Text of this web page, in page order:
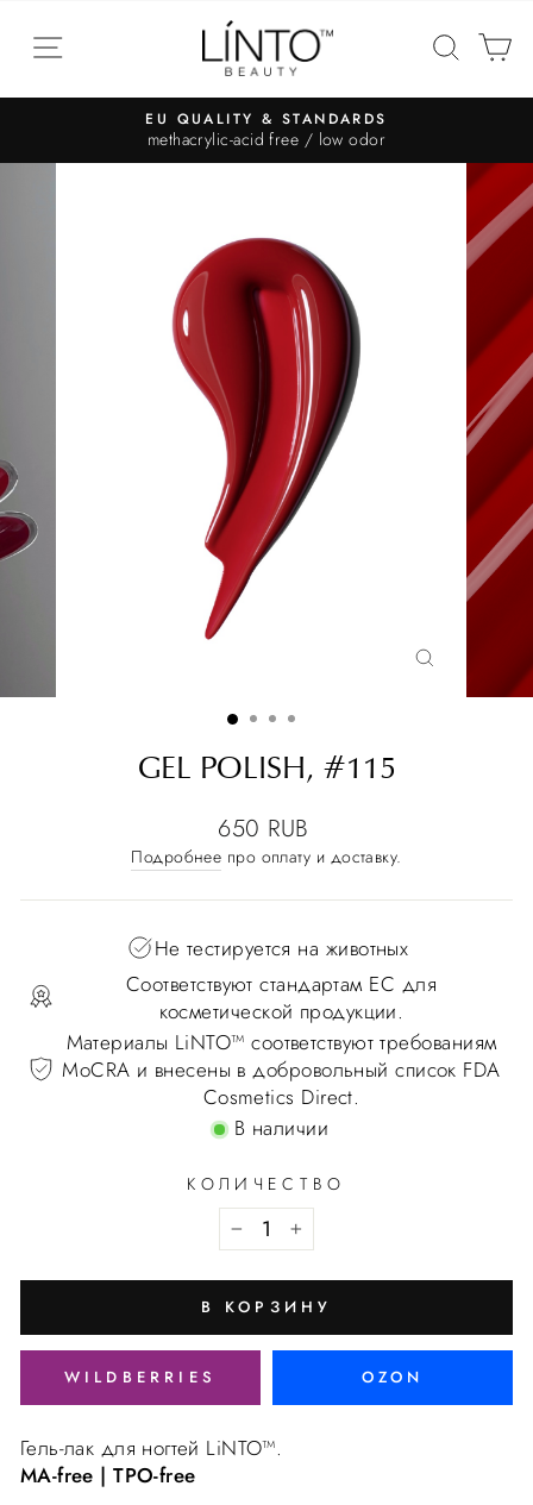
EU QUALITY & STANDARDS
methacrylic-acid free / low odor
GEL POLISH, #115
650 RUB
Подробнее про оплату и доставку.
Не тестируется на животных
Соответствуют стандартам ЕС для
косметической продукции.
Материалы LiNTO™ соответствуют требованиям
MoCRA и внесены в добровольный список FDA
Cosmetics Direct.
В наличии
КОЛИЧЕСТВО
В КОРЗИНУ
WILDBERRIES OZON
Гель-лак для ногтей LiNTO™.
MA-free | TPO-free